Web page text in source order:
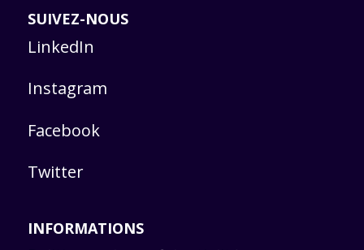
SUIVEZ-NOUS
LinkedIn
Instagram
Facebook
Twitter
INFORMATIONS